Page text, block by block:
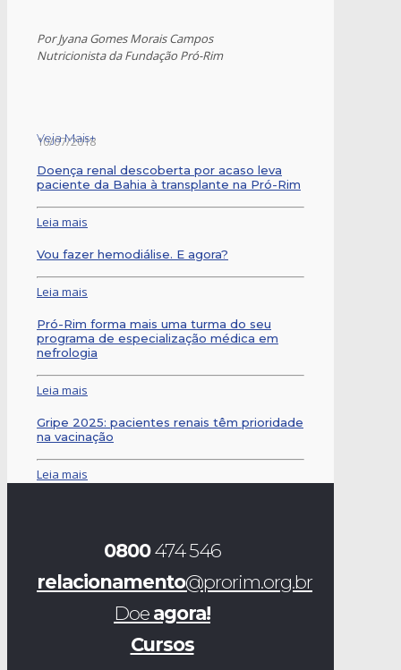
Por Jyana Gomes Morais Campos
Nutricionista da Fundação Pró-Rim
10/07/2018
Veja Mais+
Doença renal descoberta por acaso leva
paciente da Bahia à transplante na Pró-Rim
Leia mais
Vou fazer hemodiálise. E agora?
Leia mais
Pró-Rim forma mais uma turma do seu
programa de especialização médica em
nefrologia
Leia mais
Gripe 2025: pacientes renais têm prioridade
na vacinação
Leia mais
0800474 546
relacionamento@prorim.org.br
Doe agora!
Cursos